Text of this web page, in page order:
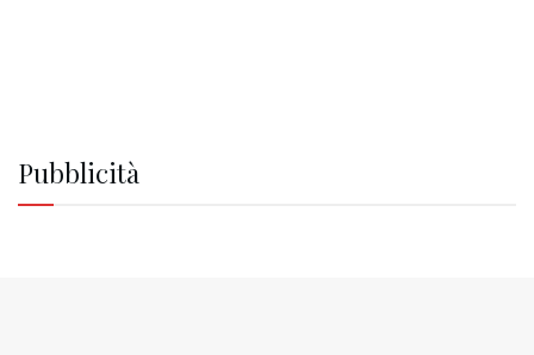
Pubblicità